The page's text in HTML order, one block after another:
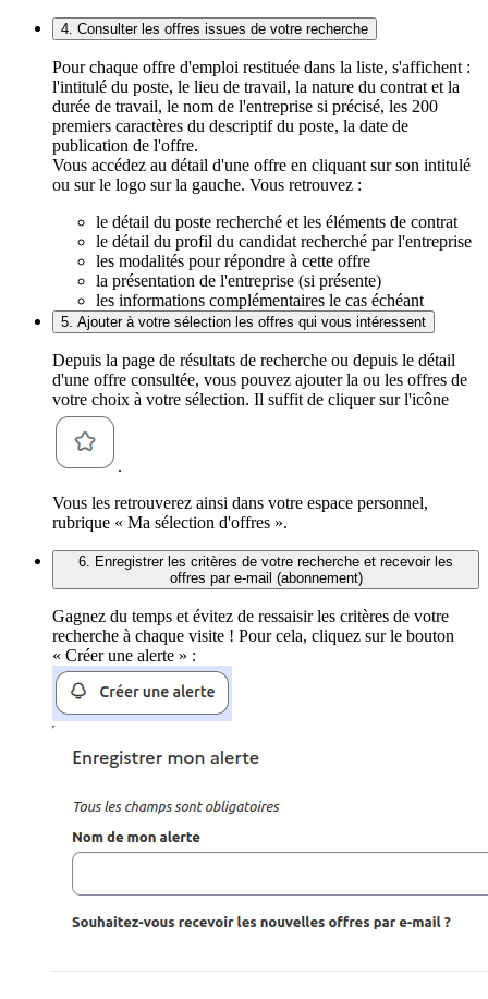
4. Consulter les offres issues de votre recherche
Pour chaque offre d'emploi restituée dans la liste, s'affichent :
l'intitulé du poste, le lieu de travail, la nature du contrat et la
durée de travail, le nom de l'entreprise si précisé, les 200
premiers caractères du descriptif du poste, la date de
publication de l'offre.
Vous accédez au détail d'une offre en cliquant sur son intitulé
ou sur le logo sur la gauche. Vous retrouvez :
le détail du poste recherché et les éléments de contrat
le détail du profil du candidat recherché par l'entreprise
les modalités pour répondre à cette offre
la présentation de l'entreprise (si présente)
les informations complémentaires le cas échéant
5. Ajouter à votre sélection les offres qui vous intéressent
Depuis la page de résultats de recherche ou depuis le détail
d'une offre consultée, vous pouvez ajouter la ou les offres de
votre choix à votre sélection. Il suffit de cliquer sur l'icône
.
Vous les retrouverez ainsi dans votre espace personnel,
rubrique « Ma sélection d'offres ».
6. Enregistrer les critères de votre recherche et recevoir les
offres par e-mail (abonnement)
Gagnez du temps et évitez de ressaisir les critères de votre
recherche à chaque visite ! Pour cela, cliquez sur le bouton
« Créer une alerte » :